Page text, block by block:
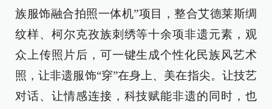
族服饰融合拍照一体机”项目，整合艾德莱斯绸
纹样、柯尔克孜族刺绣等十余项非遗元素，观
众上传照片后，可一键生成个性化民族风艺术
照，让非遗服饰“穿”在身上、美在指尖。让技艺
对话、让情感连接，科技赋能非遗的同时，也